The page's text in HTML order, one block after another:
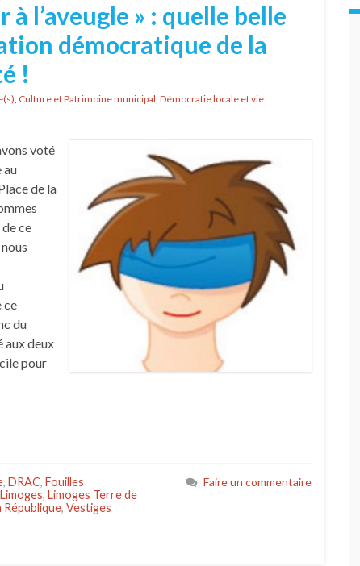
à l’aveugle » : quelle belle
démocratique de la
!
, Culture et Patrimoine municipal, Démocratie locale et vie
voté
au
de la
ce
ce
du
aux deux
pour
, DRAC, Fouilles
Limoges, Limoges Terre de
République, Vestiges
Faire un commentaire